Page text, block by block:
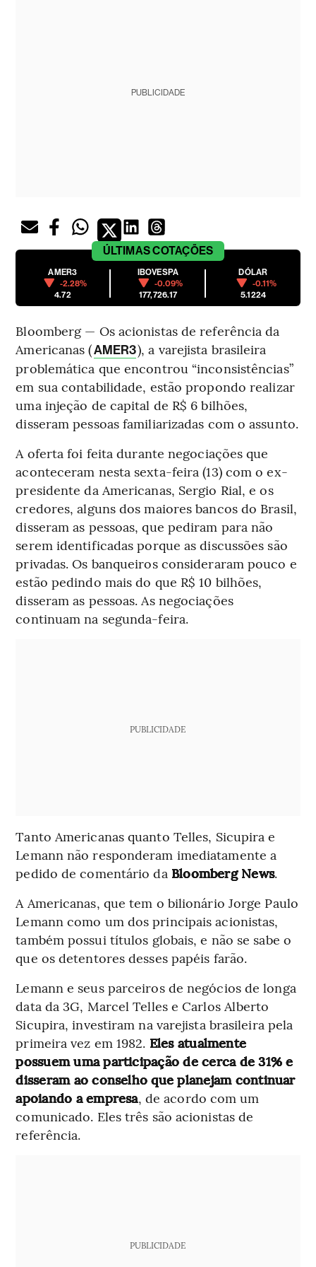
PUBLICIDADE
ÚLTIMASCOTAÇÕES
AMER3
-2.28%
4.72
IBOVESPA
-0.09%
177,726.17
DÓLAR
-0.11%
5.1224
Bloomberg — Os acionistas de referência da
Americanas (AMER3), a varejista brasileira
problemática que encontrou “inconsistências”
em sua contabilidade, estão propondo realizar
uma injeção de capital de R$ 6 bilhões,
disseram pessoas familiarizadas com o assunto.
A oferta foi feita durante negociações que
aconteceram nesta sexta-feira (13) com o ex-
presidente da Americanas, Sergio Rial, e os
credores, alguns dos maiores bancos do Brasil,
disseram as pessoas, que pediram para não
serem identificadas porque as discussões são
privadas. Os banqueiros consideraram pouco e
estão pedindo mais do que R$ 10 bilhões,
disseram as pessoas. As negociações
continuam na segunda-feira.
PUBLICIDADE
Tanto Americanas quanto Telles, Sicupira e
Lemann não responderam imediatamente a
pedido de comentário da Bloomberg News.
A Americanas, que tem o bilionário Jorge Paulo
Lemann como um dos principais acionistas,
também possui títulos globais, e não se sabe o
que os detentores desses papéis farão.
Lemann e seus parceiros de negócios de longa
data da 3G, Marcel Telles e Carlos Alberto
Sicupira, investiram na varejista brasileira pela
primeira vez em 1982. Eles atualmente
possuem uma participação de cerca de 31% e
disseram ao conselho que planejam continuar
apoiando a empresa, de acordo com um
comunicado. Eles três são acionistas de
referência.
PUBLICIDADE